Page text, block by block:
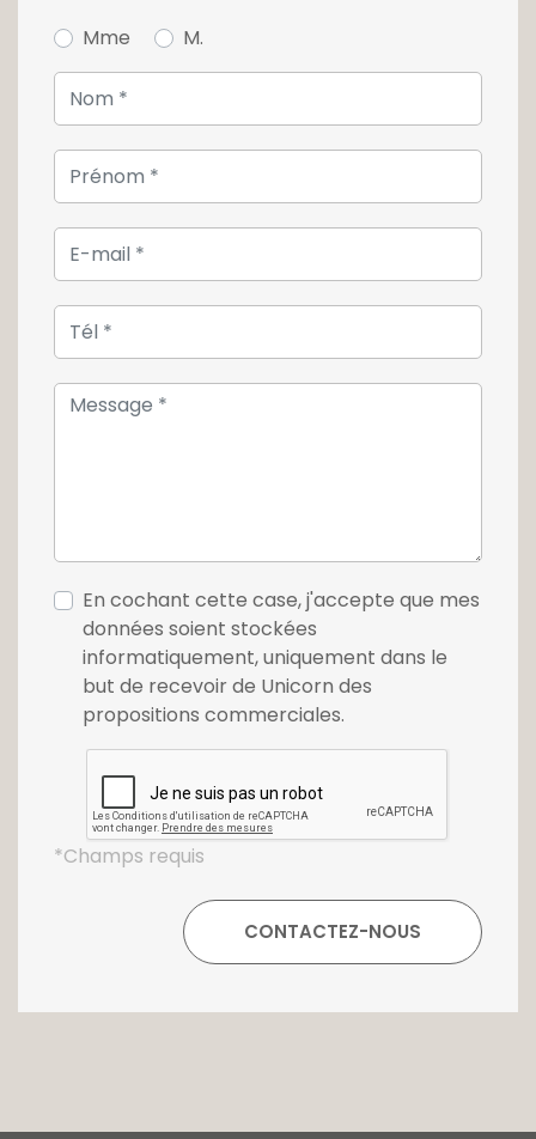
Mme M.
En cochant cette case, j'accepte que mes
données soient stockées
informatiquement, uniquement dans le
but de recevoir de Unicorn des
propositions commerciales.
*Champs requis